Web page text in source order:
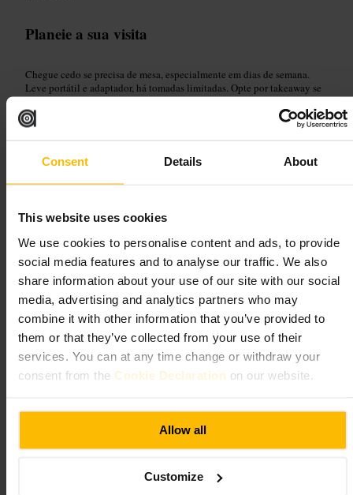
Consent Details About
This website uses cookies
We use cookies to personalise content and ads, to provide
social media features and to analyse our traffic. We also
share information about your use of our site with our social
media, advertising and analytics partners who may
combine it with other information that you’ve provided to
them or that they’ve collected from your use of their
services. You can at any time change or withdraw your
consent from the Cookie Declaration on our website.
Allow all
Customize
Planeie a sua visita
Chegue cedo se precisa de mesa, especialmente em dias de semana.
Leve portátil e adaptador, há tomadas limitadas. Opte por takeaway se
estiver com pressa. Combine a visita com uma caminhada pela zona
comercial da City.
Comer e Beber • Cafés, cafeterias e casas de chá
Café
Imagem /Savoy Cafe & Kitchen
“Café de bairro em Whitechapel, ideal para
pequeno-almoço e brunch.”
#Pastelaria Encontro